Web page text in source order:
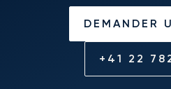
DEMANDER
+41 22